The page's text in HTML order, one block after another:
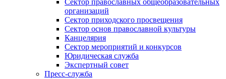
Сектор православных общеобразовательных
организаций
Сектор приходского просвещения
Сектор основ православной культуры
Канцелярия
Сектор мероприятий и конкурсов
Юридическая служба
Экспертный совет
Пресс-служба